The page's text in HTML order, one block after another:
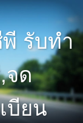
รับทำ
จด
บียน